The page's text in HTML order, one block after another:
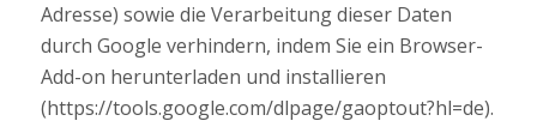
Adresse) sowie die Verarbeitung dieser Daten
durch Google verhindern, indem Sie ein Browser-
Add-on herunterladen und installieren
(https://tools.google.com/dlpage/gaoptout?hl=de).